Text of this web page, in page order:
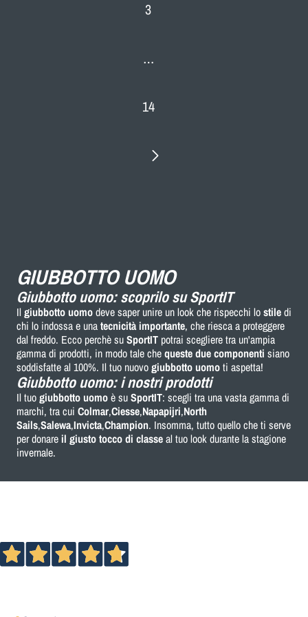
3
…
14
GIUBBOTTO UOMO
Giubbotto uomo: scoprilo su SportIT
Il giubbotto uomodeve saper unire un look che rispecchi lostiledi
chi lo indossa e unatecnicità importante, che riesca a proteggere
dal freddo. Ecco perchè suSportIT potrai scegliere tra un'ampia
gamma di prodotti, in modo tale chequeste due componenti siano
soddisfatte al 100%. Il tuo nuovogiubbotto uomoti aspetta!
Giubbotto uomo: i nostri prodotti
Il tuogiubbotto uomoè suSportIT: scegli tra una vasta gamma di
marchi, tra cui Colmar,Ciesse,Napapijri,North
Sails,Salewa,Invicta,Champion. Insomma, tutto quello che ti serve
per donareil giusto tocco di classeal tuo look durante la stagione
invernale.